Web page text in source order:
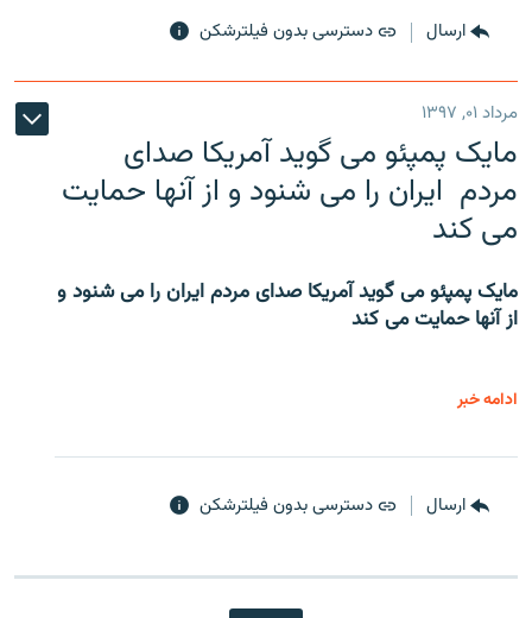
ارسال دسترسی بدون فیلترشکن
مرداد ۰۱, ۱۳۹۷
مایک پمپئو می گوید آمریکا صدای
مردم ایران را می شنود و از آنها حمایت
می کند
مایک پمپئو می گوید آمریکا صدای مردم ایران را می شنود و
از آنها حمایت می کند
ادامه خبر
ارسال دسترسی بدون فیلترشکن